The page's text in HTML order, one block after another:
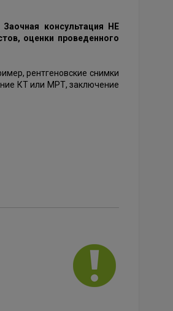
Заочная консультация НЕ
оценки проведенного
рентгеновские снимки
КТ или МРТ, заключение